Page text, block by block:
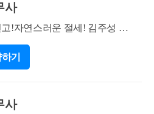
사
!자연스러운 절세! 김주성 세
기
사